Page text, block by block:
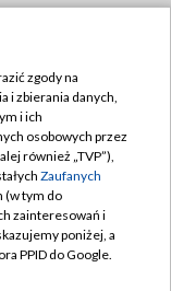
zgody na
i zbierania danych,
i ich
osobowych przez
również „TVP”),
Zaufanych
(w tym do
zainteresowań i
poniżej, a
PPID do Google.